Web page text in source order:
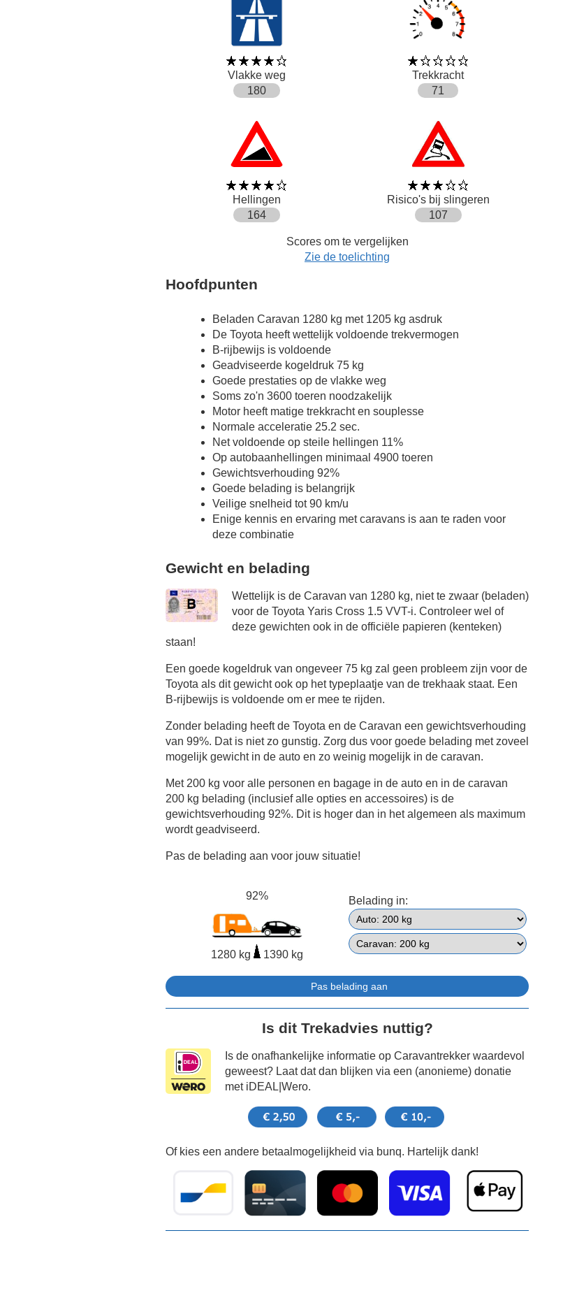
Vlakke weg
Trekkracht
180
71
Hellingen
Risico's bij slingeren
164
107
Scores om te vergelijken
Zie de toelichting
Hoofdpunten
Beladen Caravan 1280 kg met 1205 kg asdruk
De Toyota heeft wettelijk voldoende trekvermogen
B-rijbewijs is voldoende
Geadviseerde kogeldruk 75 kg
Goede prestaties op de vlakke weg
Soms zo'n 3600 toeren noodzakelijk
Motor heeft matige trekkracht en souplesse
Normale acceleratie 25.2 sec.
Net voldoende op steile hellingen 11%
Op autobaanhellingen minimaal 4900 toeren
Gewichtsverhouding 92%
Goede belading is belangrijk
Veilige snelheid tot 90 km/u
Enige kennis en ervaring met caravans is aan te raden voor
deze combinatie
Gewicht en belading
Wettelijk is de Caravan van 1280 kg, niet te zwaar (beladen)
voor de Toyota Yaris Cross 1.5 VVT-i. Controleer wel of
deze gewichten ook in de officiële papieren (kenteken)
staan!
Een goede kogeldruk van ongeveer 75 kg zal geen probleem zijn voor de
Toyota als dit gewicht ook op het typeplaatje van de trekhaak staat. Een
B-rijbewijs is voldoende om er mee te rijden.
Zonder belading heeft de Toyota en de Caravan een gewichtsverhouding
van 99%. Dat is niet zo gunstig. Zorg dus voor goede belading met zoveel
mogelijk gewicht in de auto en zo weinig mogelijk in de caravan.
Met 200 kg voor alle personen en bagage in de auto en in de caravan
200 kg belading (inclusief alle opties en accessoires) is de
gewichtsverhouding 92%. Dit is hoger dan in het algemeen als maximum
wordt geadviseerd.
Pas de belading aan voor jouw situatie!
92%
1280 kg 1390 kg
Belading in:
Is dit Trekadvies nuttig?
Is de onafhankelijke informatie op Caravantrekker waardevol
geweest? Laat dat dan blijken via een (anonieme) donatie
met iDEAL|Wero.
Of kies een andere betaalmogelijkheid via bunq. Hartelijk dank!